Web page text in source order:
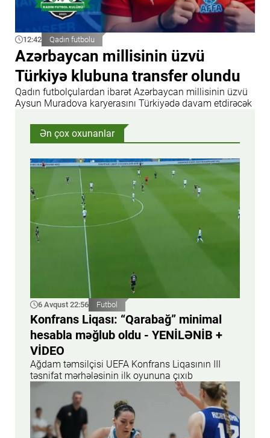
12:42 Qadın futbolu
Azərbaycan millisinin üzvü
Türkiyə klubuna transfer olundu
Qadın futbolçulardan ibarət Azərbaycan millisinin üzvü
Aysun Muradova karyerasını Türkiyədə davam etdirəcək
Ən çox oxunanlar
6 Avqust 22:56 Futbol
Konfrans Liqası: “Qarabağ” minimal
hesabla məğlub oldu - YENİLƏNİB +
VİDEO
Ağdam təmsilçisi UEFA Konfrans Liqasının III
təsnifat mərhələsinin ilk oyununa çıxıb